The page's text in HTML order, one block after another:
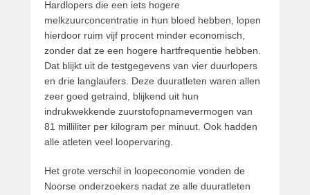
Hardlopers die een iets hogere
melkzuurconcentratie in hun bloed hebben, lopen
hierdoor ruim vijf procent minder economisch,
zonder dat ze een hogere hartfrequentie hebben.
Dat blijkt uit de testgegevens van vier duurlopers
en drie langlaufers. Deze duuratleten waren allen
zeer goed getraind, blijkend uit hun
indrukwekkende zuurstofopnamevermogen van
81 milliliter per kilogram per minuut. Ook hadden
alle atleten veel loopervaring.
Het grote verschil in loopeconomie vonden de
Noorse onderzoekers nadat ze alle duuratleten